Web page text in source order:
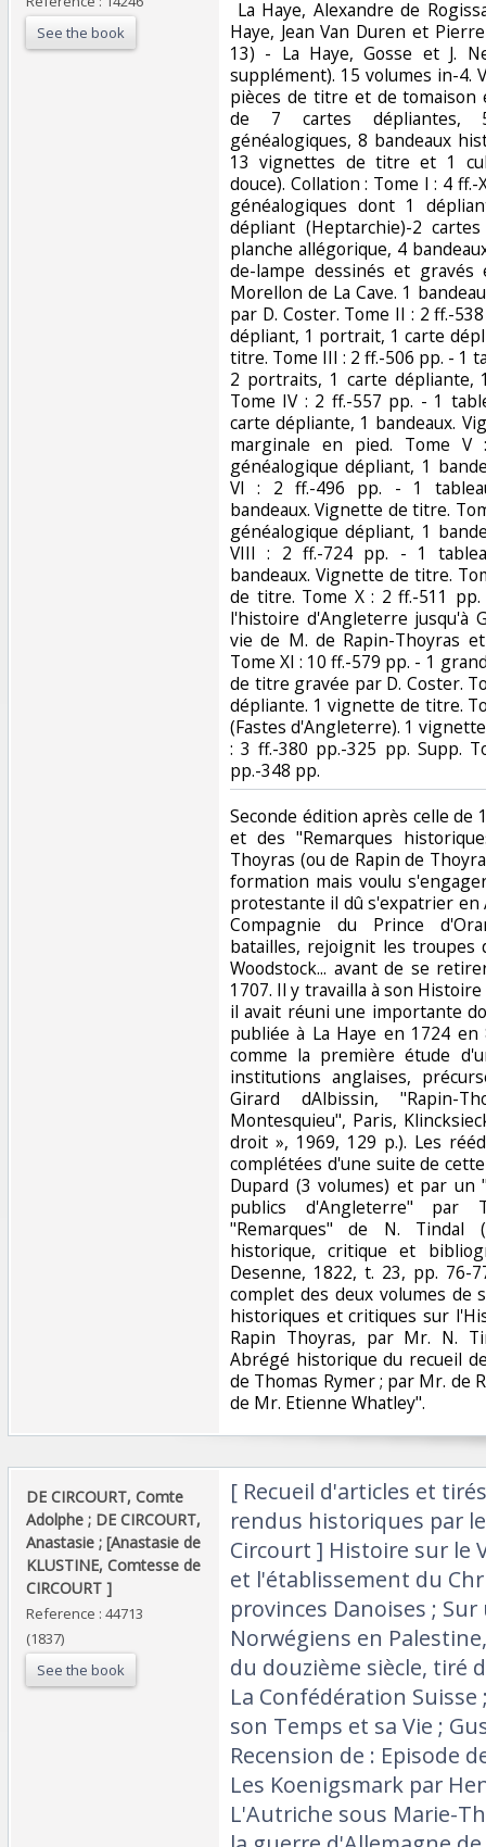
See the book
La Haye, Alexandre de
Haye, Jean Van Duren et
13) - La Haye, Gosse et J.
supplément). 15 volumes in-4.
pièces de titre et de
de 7 cartes dépliantes,
généalogiques, 8 bandeaux
13 vignettes de titre et 1
douce). Collation : Tome I : 4
généalogiques dont 1
dépliant (Heptarchie)-2
planche allégorique, 4
de-lampe dessinés et gravés
Morellon de La Cave. 1
par D. Coster. Tome II : 2 ff.-
dépliant, 1 portrait, 1 carte
titre. Tome III : 2 ff.-506 pp. - 1
2 portraits, 1 carte dépliante,
Tome IV : 2 ff.-557 pp. - 1
carte dépliante, 1 bandeaux.
marginale en pied. Tome
généalogique dépliant, 1
VI : 2 ff.-496 pp. - 1
bandeaux. Vignette de titre.
généalogique dépliant, 1
VIII : 2 ff.-724 pp. - 1
bandeaux. Vignette de titre.
de titre. Tome X : 2 ff.-511
l'histoire d'Angleterre jusqu'à
vie de M. de Rapin-Thoyras
Tome XI : 10 ff.-579 pp. - 1
de titre gravée par D. Coster.
dépliante. 1 vignette de titre.
(Fastes d'Angleterre). 1
: 3 ff.-380 pp.-325 pp. Supp.
pp.-348 pp. ‎
‎Seconde édition après celle de
et des "Remarques
Thoyras (ou de Rapin de
formation mais voulu
protestante il dû s'expatrier
Compagnie du Prince
batailles, rejoignit les troupes
Woodstock... avant de se
1707. Il y travailla à son
il avait réuni une importante
publiée à La Haye en 1724
comme la première étude
institutions anglaises,
Girard dAlbissin, "Rapin-
Montesquieu", Paris,
droit », 1969, 129 p.). Les
complétées d'une suite de
Dupard (3 volumes) et par un
publics d'Angleterre" par
"Remarques" de N. Tindal
historique, critique et
Desenne, 1822, t. 23, pp. 76-
complet des deux volumes de
historiques et critiques sur
Rapin Thoyras, par Mr. N.
Abrégé historique du recueil
de Thomas Rymer ; par Mr. de
de Mr. Etienne Whatley". ‎
‎DE CIRCOURT, Comte
Adolphe ; DE CIRCOURT,
Anastasie ; [Anastasie de
KLUSTINE, Comtesse de
CIRCOURT ] ‎
Reference : 44713
(1837)
See the book
‎[ Recueil d'articles et
rendus historiques par
Circourt ] Histoire sur le
et l'établissement du
provinces Danoises ;
Norwégiens en
du douzième siècle, tiré
La Confédération Suisse
son Temps et sa Vie ;
Recension de : Episode
Les Koenigsmark par
L'Autriche sous Marie-